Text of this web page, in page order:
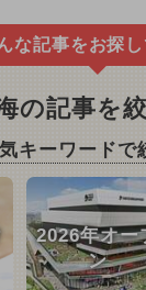
な記事をお探
の記事を
キーワードで
2026年オー
ン